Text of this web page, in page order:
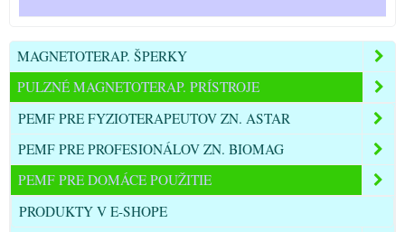
MAGNETOTERAP. ŠPERKY
PULZNÉ MAGNETOTERAP. PRÍSTROJE
PEMF PRE FYZIOTERAPEUTOV ZN. ASTAR
PEMF PRE PROFESIONÁLOV ZN. BIOMAG
PEMF PRE DOMÁCE POUŽITIE
PRODUKTY V E-SHOPE